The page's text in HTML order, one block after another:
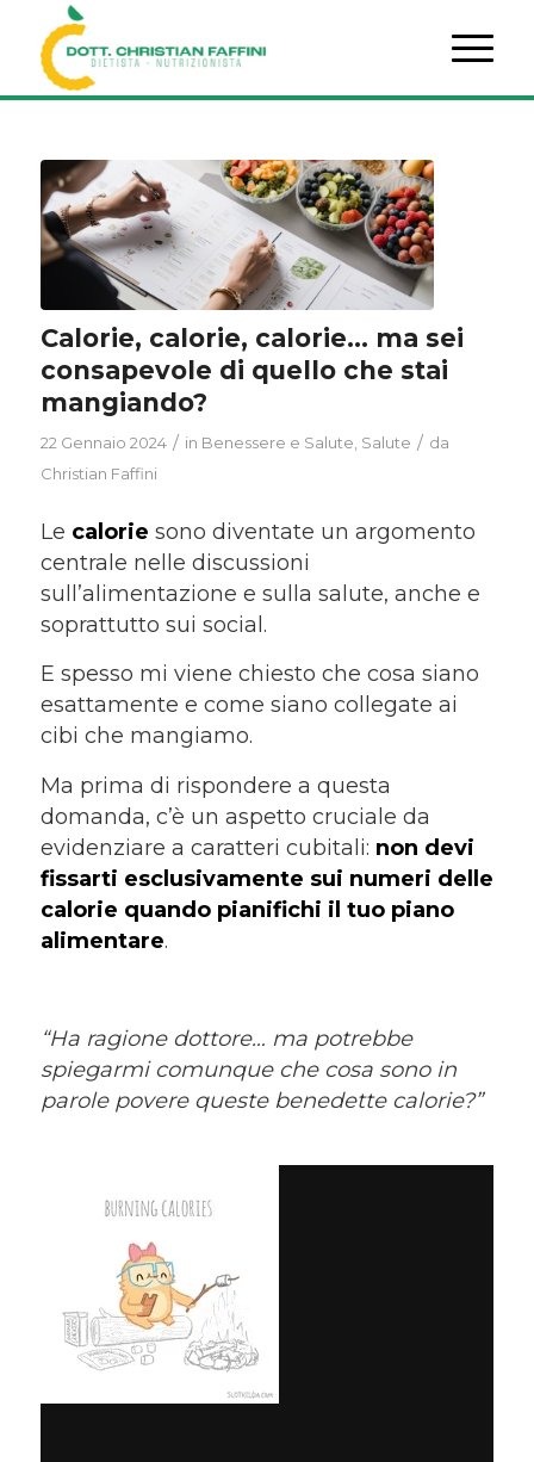
Calorie, calorie, calorie… ma sei
consapevole di quello che stai
mangiando?
22 Gennaio 2024 / in Benessere e Salute Salute / da
Christian Faffini
Le calorie sono diventate un argomento
centrale nelle discussioni
sull’alimentazione e sulla salute, anche e
soprattutto sui social.
E spesso mi viene chiesto che cosa siano
esattamente e come siano collegate ai
cibi che mangiamo.
Ma prima di rispondere a questa
domanda, c’è un aspetto cruciale da
evidenziare a caratteri cubitali: non devi
fissarti esclusivamente sui numeri delle
calorie quando pianifichi il tuo piano
alimentare.
“Ha ragione dottore… ma potrebbe
spiegarmi comunque che cosa sono in
parole povere queste benedette calorie?”